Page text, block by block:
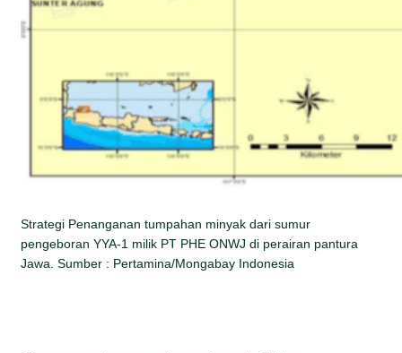
Strategi Penanganan tumpahan minyak dari sumur
pengeboran YYA-1 milik PT PHE ONWJ di perairan pantura
Jawa. Sumber : Pertamina/Mongabay Indonesia